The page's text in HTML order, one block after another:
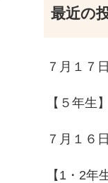
最近の
７月１７
【５年生
７月１６
【1・2年